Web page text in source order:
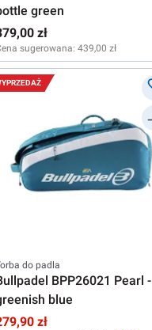
green
zł
sugerowana: 439,00 zł
do padla
BPP26021 Pearl -
blue
zł